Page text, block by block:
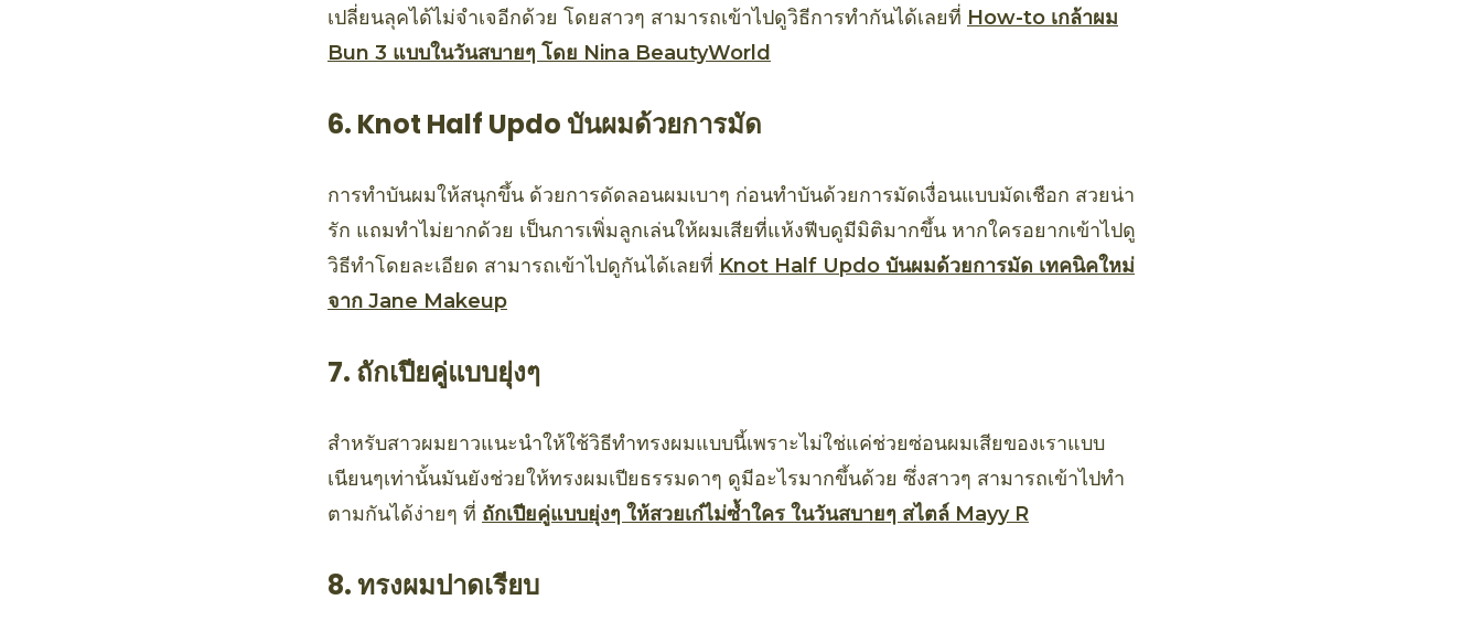
เปลี่ยนลุคได้ไม่จำเจอีกด้วย โดยสาวๆ สามารถเข้าไปดูวิธีการทำกันได้เลยที่ How-to เกล้าผม
Bun 3 แบบในวันสบายๆ โดย Nina BeautyWorld
6. Knot Half Updo บันผมด้วยการมัด
การทำบันผมให้สนุกขึ้น ด้วยการดัดลอนผมเบาๆ ก่อนทำบันด้วยการมัดเงื่อนแบบมัดเชือก สวยน่า
รัก แถมทำไม่ยากด้วย เป็นการเพิ่มลูกเล่นให้ผมเสียที่แห้งฟีบดูมีมิติมากขึ้น หากใครอยากเข้าไปดู
วิธีทำโดยละเอียด สามารถเข้าไปดูกันได้เลยที่ Knot Half Updo บันผมด้วยการมัด เทคนิคใหม่
จาก Jane Makeup
7. ถักเปียคู่แบบยุ่งๆ
สำหรับสาวผมยาวแนะนำให้ใช้วิธีทำทรงผมแบบนี้เพราะไม่ใช่แค่ช่วยซ่อนผมเสียของเราแบบ
เนียนๆเท่านั้นมันยังช่วยให้ทรงผมเปียธรรมดาๆ ดูมีอะไรมากขึ้นด้วย ซึ่งสาวๆ สามารถเข้าไปทำ
ตามกันได้ง่ายๆ ที่ ถักเปียคู่แบบยุ่งๆ ให้สวยเก๋ไม่ซ้ำใคร ในวันสบายๆ สไตล์ Mayy R
8. ทรงผมปาดเรียบ